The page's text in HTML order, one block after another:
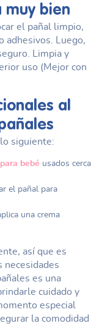
muy bien
el pañal limpio,
adhesivos. Luego,
Limpia y
uso (Mejor con
al
siguiente:
bebé usados cerca
el pañal para
una crema
así que es
necesidades
es una
cuidado y
especial
la comodidad